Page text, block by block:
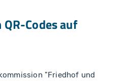
Codes auf
"Friedhof und